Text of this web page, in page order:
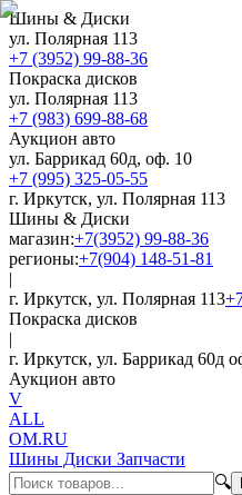
Шины & Диски
ул. Полярная 113
+7 (3952) 99-88-36
Покраска дисков
ул. Полярная 113
+7 (983) 699-88-68
Аукцион авто
ул. Баррикад 60д, оф. 10
+7 (995) 325-05-55
г. Иркутск, ул. Полярная 113
Шины & Диски
магазин:+7(3952) 99-88-36
регионы:+7(904) 148-51-81
|
г. Иркутск, ул. Полярная 113
Покраска дисков
|
г. Иркутск, ул. Баррикад 60д
Аукцион авто
V
ALL
OM.RU
Шины Диски Запчасти
🔍